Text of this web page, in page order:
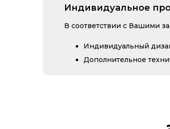
В соответствии с Вашими
Индивидуальный
Дополнительное
Индивидуальное